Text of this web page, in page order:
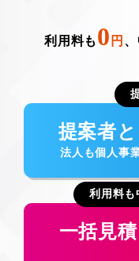
利用料も 0 円
提案者
法人も個人事
利用料も
一括見